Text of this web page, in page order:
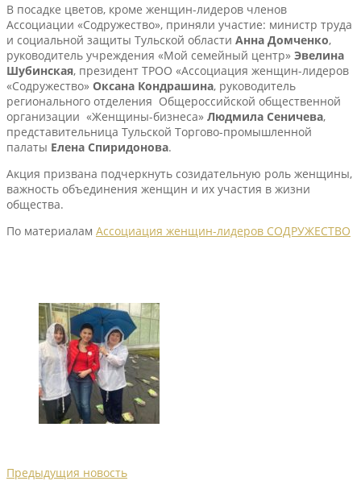
В посадке цветов, кроме женщин-лидеров членов
Ассоциации «Содружество», приняли участие: министр труда
и социальной защиты Тульской области Анна Домченко,
руководитель учреждения «Мой семейный центр» Эвелина
Шубинская, президент ТРОО «Ассоциация женщин-лидеров
«Содружество» Оксана Кондрашина, руководитель
регионального отделения Общероссийской общественной
организации «Женщины-бизнеса» Людмила Сеничева,
представительница Тульской Торгово-промышленной
палаты Елена Спиридонова.
Акция призвана подчеркнуть созидательную роль женщины,
важность объединения женщин и их участия в жизни
общества.
По материалам Ассоциация женщин-лидеров СОДРУЖЕСТВО
Предыдущия новость